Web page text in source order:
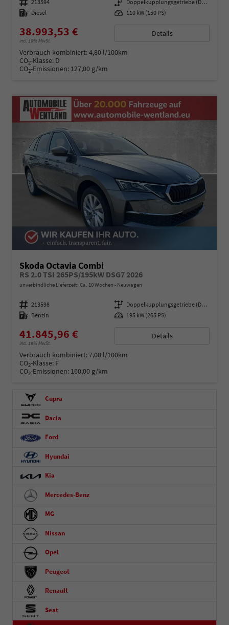
Fahrzeugnummer 213594 Getriebe
Doppelkupplungsgetriebe (DSG)
Kraftstoff Diesel Leistung 110 kW (150 PS)
38.993,53 €
incl. 19% MwSt.
Details
Verbrauch kombiniert:4,80 l/100km
CO2-Klasse: D
CO2-Emissionen: 127,00 g/km
Skoda Octavia Combi
RS 2.0 TSI 265PS/195kW DSG7 2026
unverbindliche Lieferzeit: Ca. 10 Wochen Neuwagen
Fahrzeugnummer 213598 Getriebe
Doppelkupplungsgetriebe (DSG)
Kraftstoff Benzin Leistung 195 kW (265 PS)
41.845,96 €
incl. 19% MwSt.
Details
Verbrauch kombiniert:7,00 l/100km
CO2-Klasse: F
CO2-Emissionen: 160,00 g/km
Cupra
Dacia
Ford
Hyundai
Kia
Mercedes-Benz
MG
Nissan
Opel
Peugeot
Renault
Seat